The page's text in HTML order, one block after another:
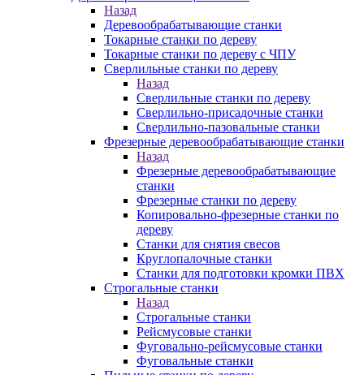
Назад
Деревообрабатывающие станки
Токарные станки по дереву
Токарные станки по дереву с ЧПУ
Сверлильные станки по дереву
Назад
Сверлильные станки по дереву
Сверлильно-присадочные станки
Сверлильно-пазовальные станки
Фрезерные деревообрабатывающие станки
Назад
Фрезерные деревообрабатывающие
станки
Фрезерные станки по дереву
Копировально-фрезерные станки по
дереву
Станки для снятия свесов
Круглопалочные станки
Станки для подготовки кромки ПВХ
Строгальные станки
Назад
Строгальные станки
Рейсмусовые станки
Фуговально-рейсмусовые станки
Фуговальные станки